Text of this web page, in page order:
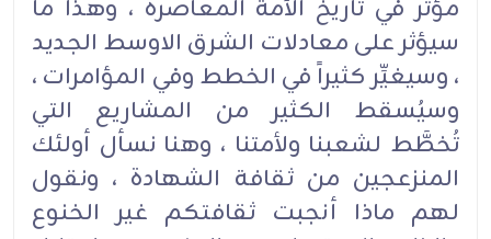
مؤثر في تاريخ الأمة المعاصرة ، وهذا ما
سيؤثر على معادلات الشرق الاوسط الجديد
، وسيغيِّر كثيراً في الخطط وفي المؤامرات ،
وسيُسقط الكثير من المشاريع التي
تُخطَّط لشعبنا ولأمتنا ، وهنا نسأل أولئك
المنزعجين من ثقافة الشهادة ، ونقول
لهم ماذا أنجبت ثقافتكم غير الخنوع